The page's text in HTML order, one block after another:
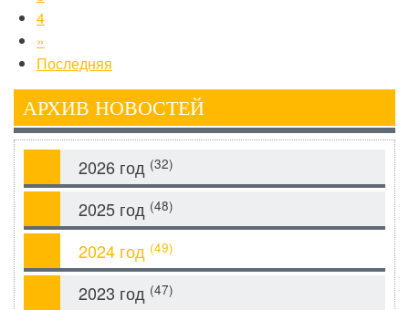
4
»
Последняя
АРХИВ НОВОСТЕЙ
2026 год (32)
2025 год (48)
2024 год (49)
2023 год (47)